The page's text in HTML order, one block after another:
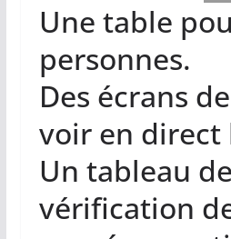
Une table
personnes.
Des écrans
voir en direct
Un tableau de
vérification